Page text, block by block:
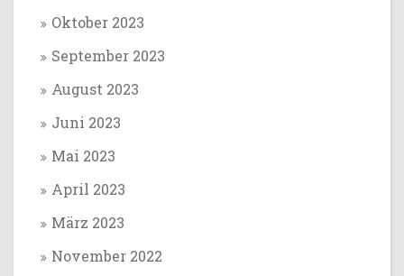
Oktober 2023
September 2023
August 2023
Juni 2023
Mai 2023
April 2023
März 2023
November 2022